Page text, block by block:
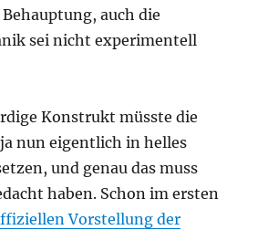
auch die
sei nicht experimentell
Konstrukt müsste die
nun eigentlich in helles
und genau das muss
haben. Schon im ersten
Vorstellung der